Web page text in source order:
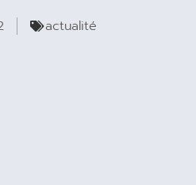
actualité